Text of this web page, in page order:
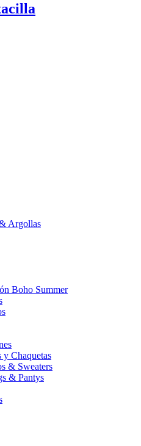
Argollas
Boho Summer
y Chaquetas
& Sweaters
& Pantys